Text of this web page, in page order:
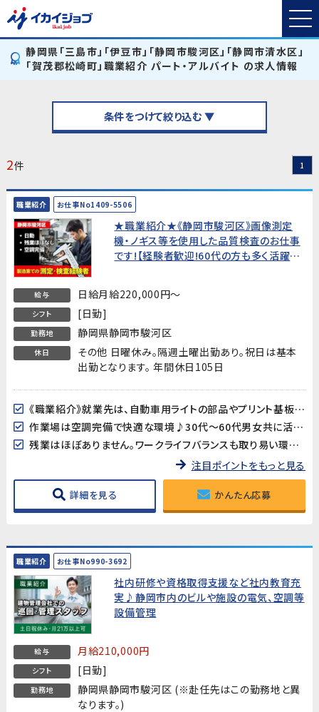
静岡県「三島市」「伊豆市」「静岡市駿河区」「静岡市清水区」
「賀茂郡松崎町」職業紹介 パート・アルバイト の求人情報
条件をつけて絞り込む ▼
2件 1
職業紹介 お仕事No1409-5506
★職業紹介★《静岡市駿河区》画像測定
機・ノギス等を使用した品質検査のお仕事
です!【経験者歓迎!60代の方も多く活躍
給与 日給月給220,000円～
シフト [日勤]
勤務地 静岡県静岡市駿河区
休日
その他 日曜休み。隔週土曜出勤あり。祝日は基本
出勤となります。 年間休日105日
《職業紹介》就業先は、自動車用ライトの部品やプリント基板用端子などを製造している企業です。長期的に安定した就業が見込めます!
作業場は空調完備で快適な環境♪30代～60代男女共に活躍中!
残業はほぼありません。ワークライフバランスも取り易い環境です。
注目ポイントをもっと見る
詳細を見る かんたん応募
職業紹介 お仕事No990-3692
社内研修や資格取得支援など社内教育充
実♪静岡市内のビルや施設の電気、空調等
設備管理
給与 月給210,000円
シフト [日勤]
勤務地
静岡県静岡市駿河区 (※赴任先はこの勤務地と異
なります。)